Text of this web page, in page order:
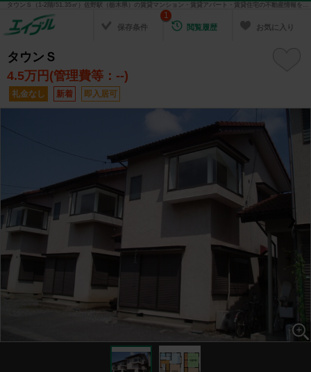
タウンＳ（1-2階/51.35㎡）佐野駅（栃木県）の賃貸マンション・賃貸アパート・賃貸住宅の不動産情報を検索！ 不動産賃貸の物件探しは、お部屋探しのエイブル
保存条件 閲覧履歴
1
お気に入り
タウンＳ
4.5万円(管理費等：--)
礼金なし 新着 即入居可